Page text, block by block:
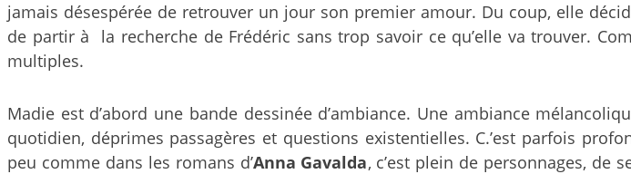
jamais désespérée de retrouver un jour son premier amour. Du coup, elle
de partir à la recherche de Frédéric sans trop savoir ce qu’elle va trouver.
multiples.
Madie est d’abord une bande dessinée d’ambiance. Une ambiance
quotidien, déprimes passagères et questions existentielles. C.’est parfois
peu comme dans les romans d’Anna Gavalda, c’est plein de personnages, de